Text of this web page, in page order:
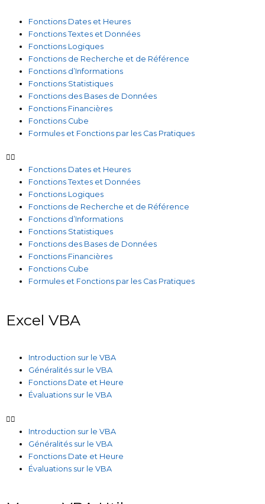
Fonctions Dates et Heures
Fonctions Textes et Données
Fonctions Logiques
Fonctions de Recherche et de Référence
Fonctions d’Informations
Fonctions Statistiques
Fonctions des Bases de Données
Fonctions Financières
Fonctions Cube
Formules et Fonctions par les Cas Pratiques
Fonctions Dates et Heures
Fonctions Textes et Données
Fonctions Logiques
Fonctions de Recherche et de Référence
Fonctions d’Informations
Fonctions Statistiques
Fonctions des Bases de Données
Fonctions Financières
Fonctions Cube
Formules et Fonctions par les Cas Pratiques
Excel VBA
Introduction sur le VBA
Généralités sur le VBA
Fonctions Date et Heure
Évaluations sur le VBA
Introduction sur le VBA
Généralités sur le VBA
Fonctions Date et Heure
Évaluations sur le VBA